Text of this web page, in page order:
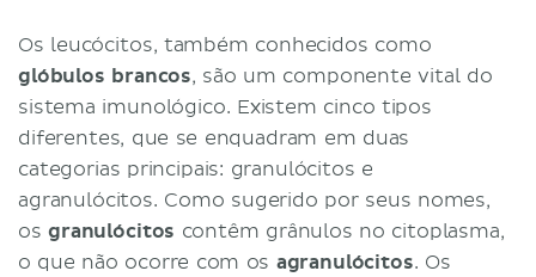
Os leucócitos, também conhecidos como
glóbulos brancos, são um componente vital do
sistema imunológico. Existem cinco tipos
diferentes, que se enquadram em duas
categorias principais: granulócitos e
agranulócitos. Como sugerido por seus nomes,
osgranulócitos contêm grânulos no citoplasma,
o que não ocorre com os agranulócitos. Os